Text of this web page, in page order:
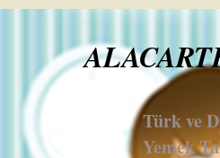
Türk ve
Yemek